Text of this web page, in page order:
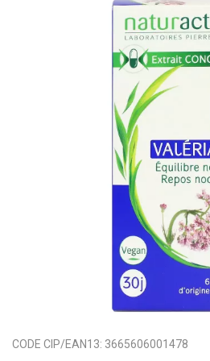
CODE CIP/EAN13: 3665606001478